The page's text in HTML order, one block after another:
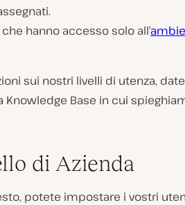
che hanno accesso solo all’
sui nostri livelli di utenza,
Knowledge Base in cui
di Azienda
potete impostare i vostri